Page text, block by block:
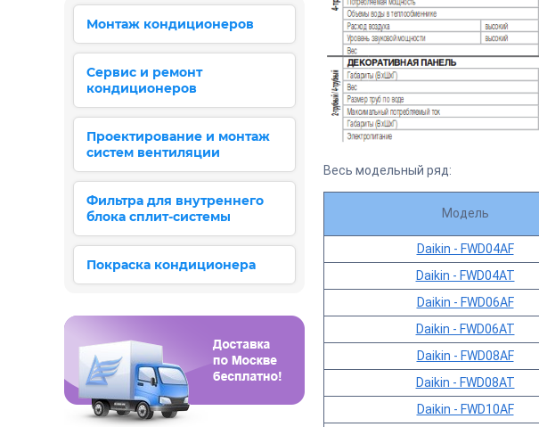
Весь модельный ряд:
Модель
Daikin - FWD04AF
Daikin - FWD04AT
Daikin - FWD06AF
Daikin - FWD06AT
Daikin - FWD08AF
Daikin - FWD08AT
Daikin - FWD10AF
Монтаж кондиционеров
Сервис и ремонт
кондиционеров
Проектирование и монтаж
систем вентиляции
Фильтра для внутреннего
блока сплит-системы
Покраска кондиционера